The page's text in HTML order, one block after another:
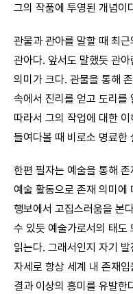
그의 작품에 투영된 개념이
관물과 관아를 말할 때 최
관아다. 앞서도 말했듯 관
의미가 크다. 관물을 통해
속에서 진리를 얻고 도리를
따라서 그의 작업에 대한
들여다볼 때 비로소 명료한
한편 필자는 예술을 통해
예술 활동으로 존재 의미에
행보에서 고집스러움을 본
수 있듯 예술가로서의 태도
읽는다. 그래서인지 자기
자세로 항상 세계 내 존재
결과 이상의 흥미를 유발한